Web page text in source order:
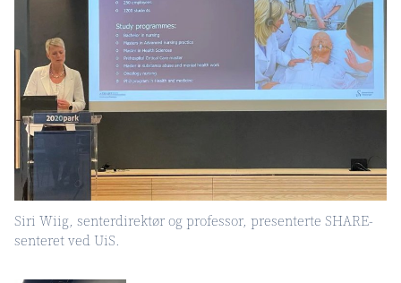
Siri Wiig, senterdirektør og professor, presenterte SHARE-
senteret ved UiS.